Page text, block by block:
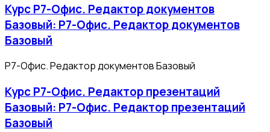
Курс Р7-Офис. Редактор документов
Базовый: Р7-Офис. Редактор документов
Базовый
Р7-Офис. Редактор документов Базовый
Курс Р7-Офис. Редактор презентаций
Базовый: Р7-Офис. Редактор презентаций
Базовый